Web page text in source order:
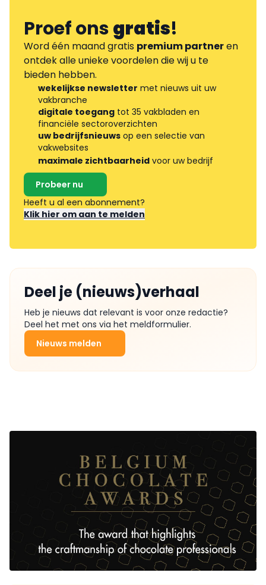
Proef onsgratis!
Word één maand gratis premium partneren
ontdek alle unieke voordelen die wij u te
bieden hebben.
wekelijkse newsletter met nieuws uit uw
vakbranche
digitale toegang tot 35 vakbladen en
financiële sectoroverzichten
uw bedrijfsnieuws op een selectie van
vakwebsites
maximale zichtbaarheid voor uw bedrijf
Probeer nu
Heeft u al een abonnement?
Klik hier om aan te melden
Deel je (nieuws)verhaal
Heb je nieuws dat relevant is voor onze redactie?
Deel het met ons via het meldformulier.
Nieuws melden